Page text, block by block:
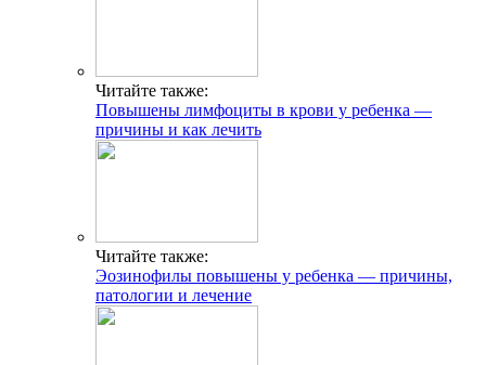
Читайте также:
Повышены лимфоциты в крови у ребенка —
причины и как лечить
Читайте также:
Эозинофилы повышены у ребенка — причины,
патологии и лечение